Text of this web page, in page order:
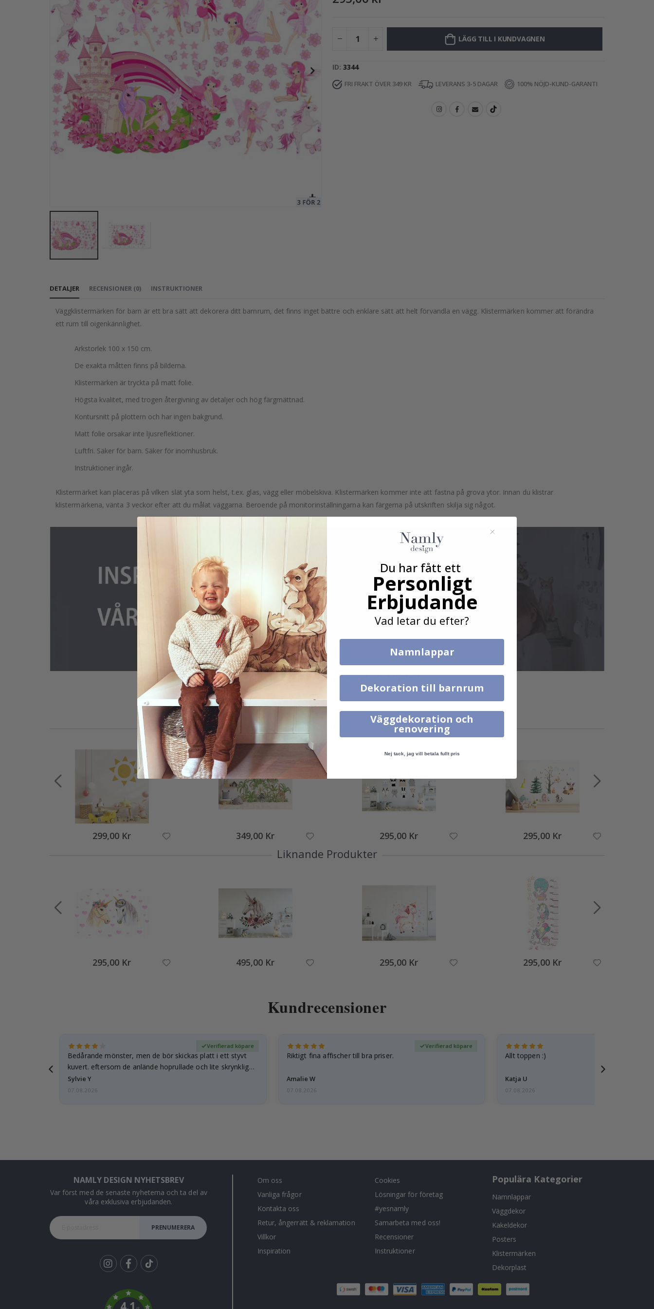
Kakelklistermärke - Enfärgad / Välj Färg / 24 st
195,00 Kr
början
bildgalleriet
LÄGG TILL I KUNDVAGNEN
ID 3344
FRI FRAKT ÖVER 349 KR LEVERANS 3-5 DAGAR 100% NÖJD-KUND-GARANTI
DETALJER
Väggklistermärken för barn är ett bra sätt att dekorera ditt barnrum, det finns inget bättre och enklare sätt att helt förvandla en vägg. Klistermärken kommer att förändra
ett rum till oigenkännlighet.
Arkstorlek 100 x 150 cm.
De exakta måtten finns på bilderna.
Klistermärken är tryckta på matt folie.
Högsta kvalitet, med trogen återgivning av detaljer och hög färgmättnad.
Kontursnitt på plottern och har ingen bakgrund.
Matt folie orsakar inte ljusreflektioner.
Luftfri. Säker för barn. Säker för inomhusbruk.
Instruktioner ingår.
Klistermärket kan placeras på vilken slät yta som helst, t.ex. glas, vägg eller möbelskiva. Klistermärken kommer inte att fastna på grova ytor. Innan du klistrar
klistermärkena, vänta 3 veckor efter att du målat väggarna. Beroende på monitorinställningarna kan färgerna på utskriften skilja sig något.
RECENSIONER (0) INSTRUKTIONER
Verklig inspiration från våra glada kunder!
Andra köpte också
299,00 Kr 349,00 Kr 295,00 Kr 295,00 Kr
Liknande Produkter
295,00 Kr 495,00 Kr 295,00 Kr 295,00 Kr
Kundrecensioner
Bedårande mönster, men de bör skickas platt i ett styvt
kuvert. eftersom de anlände hoprullade och lite skrynkliga,
…
Sylvie Y
Verifierad köpare
07.08.2026
Riktigt fina affischer till bra priser.
Amalie W
Verifierad köpare
07.08.2026
Allt toppen :)
Katja U
07.08.2026
NAMLY DESIGN NYHETSBREV
Var först med de senaste nyheterna och ta del av
våra exklusiva erbjudanden.
PRENUMERERA
k
Om oss
Vanliga frågor
Kontakta oss
Retur, ångerrätt & reklamation
Villkor
Inspiration
Cookies
Lösningar för företag
#yesnamly
Samarbeta med oss!
Recensioner
Instruktioner
Populära Kategorier
Namnlappar
Väggdekor
Kakeldekor
Posters
Klistermärken
Dekorplast
Du har fått ett
Personligt
Erbjudande
Vad letar du efter?
Namnlappar
Dekoration till barnrum
Väggdekoration och
renovering
Nej tack, jag vill betala fullt pris